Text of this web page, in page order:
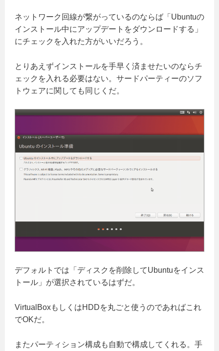
ネットワーク回線が繋がっているのならば「Ubuntuの
インストール中にアップデートをダウンロードする」
にチェックを入れた方がいいだろう。
とりあえずインストールを手早く済ませたいのならチ
ェックを入れる必要はない。サードパーティーのソフ
トウェアに関しても同じくだ。
デフォルトでは「ディスクを削除してUbuntuをインス
トール」が選択されているはずだ。
VirtualBoxもしくはHDDを丸ごと使うのであればこれ
でOKだ。
またパーティション構成も自動で構成してくれる。手